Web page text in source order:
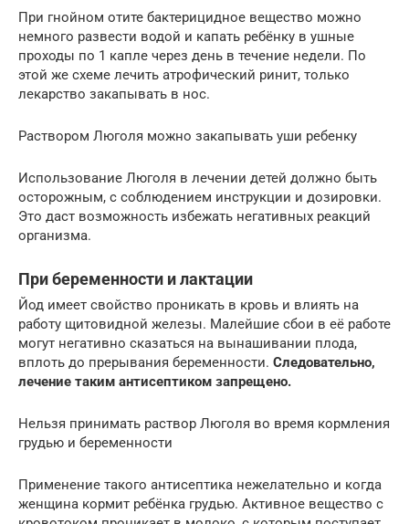
При гнойном отите бактерицидное вещество можно
немного развести водой и капать ребёнку в ушные
проходы по 1 капле через день в течение недели. По
этой же схеме лечить атрофический ринит, только
лекарство закапывать в нос.
Раствором Люголя можно закапывать уши ребенку
Использование Люголя в лечении детей должно быть
осторожным, с соблюдением инструкции и дозировки.
Это даст возможность избежать негативных реакций
организма.
При беременности и лактации
Йод имеет свойство проникать в кровь и влиять на
работу щитовидной железы. Малейшие сбои в её работе
могут негативно сказаться на вынашивании плода,
вплоть до прерывания беременности. Следовательно,
лечение таким антисептиком запрещено.
Нельзя принимать раствор Люголя во время кормления
грудью и беременности
Применение такого антисептика нежелательно и когда
женщина кормит ребёнка грудью. Активное вещество с